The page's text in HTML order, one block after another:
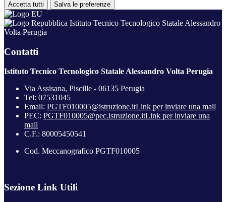
Accetta tutti Salva le preferenze
Istituto Tecnico Tecnologico Statale Alessandro
Volta Perugia
Contatti
Istituto Tecnico Tecnologico Statale Alessandro Volta Perugia
Via Assisana, Piscille - 06135 Perugia
Tel: 07531045
Email: PGTF010005@istruzione.itLink per inviare una mail
PEC: PGTF010005@pec.istruzione.itLink per inviare una
mail
C.F.: 80005450541
Cod. Meccanografico PGTF010005
Sezione Link Utili